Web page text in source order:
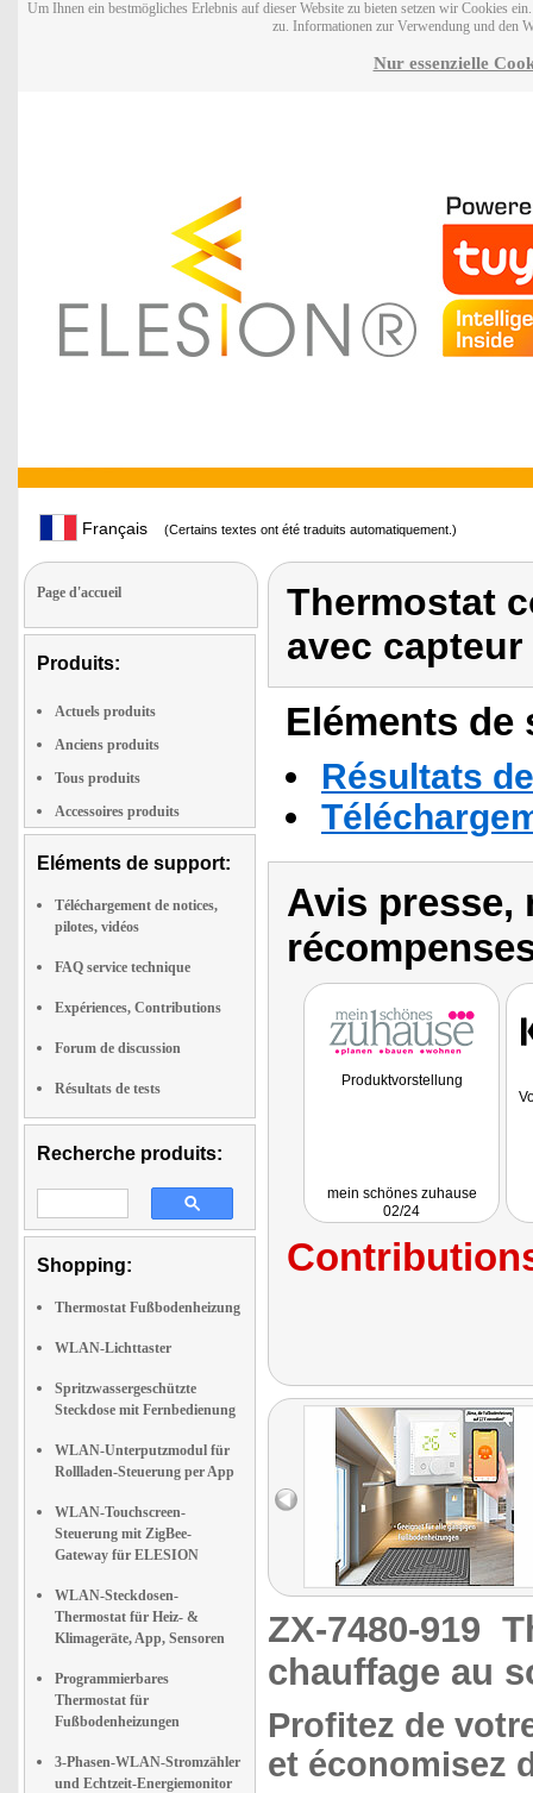
Um Ihnen ein bestmögliches Erlebnis auf dieser Website zu bieten setzen wir Cookies
zu. Informationen zur Verwendung und den
Nur essenzielle
Français (Certains textes ont été traduits automatiquement.)
Page d'accueil
Produits:
Actuels produits
Anciens produits
Tous produits
Accessoires produits
Eléments de support:
Téléchargement de notices,
pilotes, vidéos
FAQ service technique
Expériences, Contributions
Forum de discussion
Résultats de tests
Recherche produits:
Shopping:
Thermostat Fußbodenheizung
WLAN-Lichttaster
Spritzwassergeschützte
Steckdose mit Fernbedienung
WLAN-Unterputzmodul für
Rollladen-Steuerung per App
WLAN-Touchscreen-
Steuerung mit ZigBee-
Gateway für ELESION
WLAN-Steckdosen-
Thermostat für Heiz- &
Klimageräte, App, Sensoren
Programmierbares
Thermostat für
Fußbodenheizungen
3-Phasen-WLAN-Stromzähler
und Echtzeit-Energiemonitor
Thermostat
avec
Eléments
Résultats
Avis presse,
Produktvorstellung
mein schönes zuhause
02/24
ZX-7480-919
chauffage au
Profitez de
et économisez